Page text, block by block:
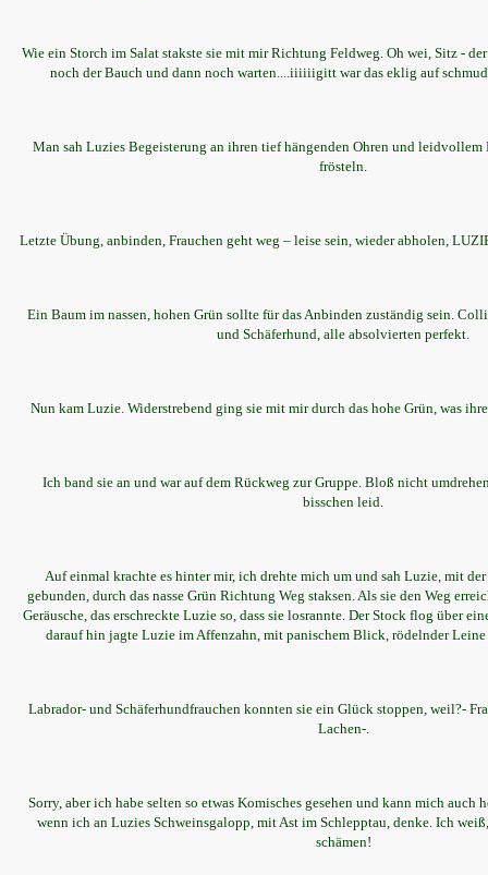
Wie ein Storch im Salat stakste sie mit mir Richtung Feldweg. Oh wei, Sitz -
noch der Bauch und dann noch warten....iiiiiigitt war das eklig auf
Man sah Luzies Begeisterung an ihren tief hängenden Ohren und
frösteln.
Letzte Übung, anbinden, Frauchen geht weg – leise sein, wieder abholen,
Ein Baum im nassen, hohen Grün sollte für das Anbinden zuständig sein.
und Schäferhund, alle absolvierten perfekt.
Nun kam Luzie. Widerstrebend ging sie mit mir durch das hohe Grün, was
Ich band sie an und war auf dem Rückweg zur Gruppe. Bloß nicht
bisschen leid.
Auf einmal krachte es hinter mir, ich drehte mich um und sah Luzie, mit
gebunden, durch das nasse Grün Richtung Weg staksen. Als sie den Weg
Geräusche, das erschreckte Luzie so, dass sie losrannte. Der Stock flog über
darauf hin jagte Luzie im Affenzahn, mit panischem Blick, rödelnder Leine
Labrador- und Schäferhundfrauchen konnten sie ein Glück stoppen, weil?-
Lachen-.
Sorry, aber ich habe selten so etwas Komisches gesehen und kann mich auch
wenn ich an Luzies Schweinsgalopp, mit Ast im Schlepptau, denke. Ich
schämen!